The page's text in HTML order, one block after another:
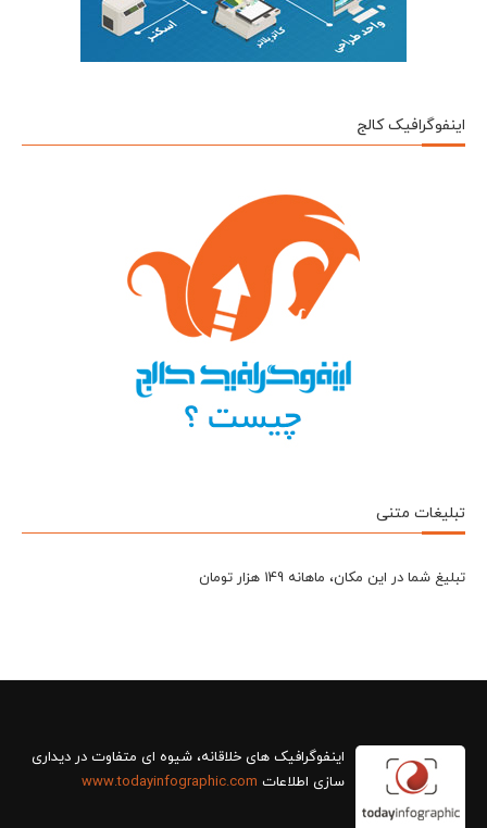
اینفوگرافیک کالج
تبلیغات متنی
تبلیغ شما در این مکان، ماهانه 149 هزار تومان
سازی اطلاعات www.todayinfographic.com